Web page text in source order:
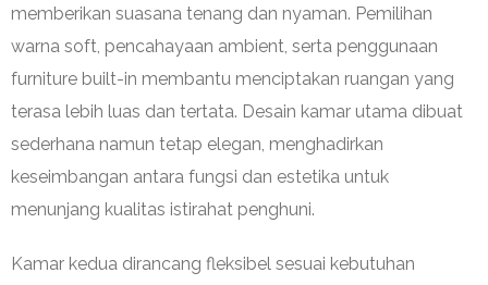
memberikan suasana tenang dan nyaman. Pemilihan
warna soft, pencahayaan ambient, serta penggunaan
furniture built-in membantu menciptakan ruangan yang
terasa lebih luas dan tertata. Desain kamar utama dibuat
sederhana namun tetap elegan, menghadirkan
keseimbangan antara fungsi dan estetika untuk
menunjang kualitas istirahat penghuni.
Kamar kedua dirancang fleksibel sesuai kebutuhan